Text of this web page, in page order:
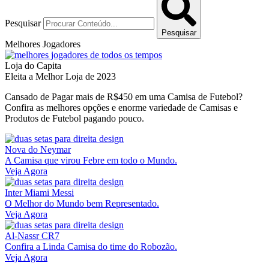
Pesquisar
Pesquisar
Melhores Jogadores
Loja do Capita
Eleita a Melhor Loja de 2023
Cansado de Pagar mais de R$450 em uma Camisa de Futebol?
Confira as melhores opções e enorme variedade de Camisas e
Produtos de Futebol pagando pouco.
Nova do Neymar
A Camisa que virou Febre em todo o Mundo.
Veja Agora
Inter Miami Messi
O Melhor do Mundo bem Representado.
Veja Agora
Al-Nassr CR7
Confira a Linda Camisa do time do Robozão.
Veja Agora